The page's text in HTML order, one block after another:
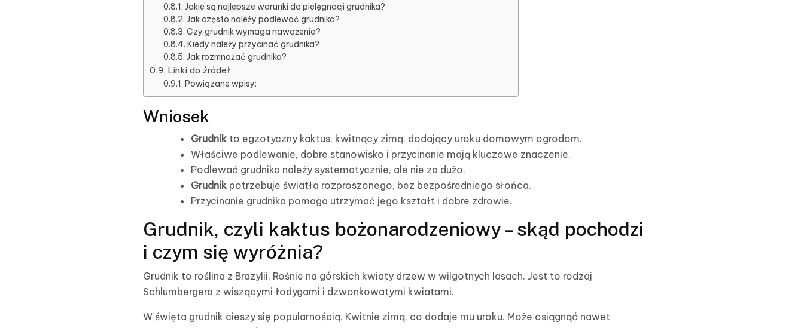
Jakie są najlepsze warunki do pielęgnacji grudnika?
Jak często należy podlewać grudnika?
Czy grudnik wymaga nawożenia?
Kiedy należy przycinać grudnika?
Jak rozmnażać grudnika?
Linki do źródeł
Powiązane wpisy:
Wniosek
Grudnik to egzotyczny kaktus, kwitnący zimą, dodający uroku domowym ogrodom.
Właściwe podlewanie, dobre stanowisko i przycinanie mają kluczowe znaczenie.
Podlewać grudnika należy systematycznie, ale nie za dużo.
Grudnik potrzebuje światła rozproszonego, bez bezpośredniego słońca.
Przycinanie grudnika pomaga utrzymać jego kształt i dobre zdrowie.
Grudnik, czyli kaktus bożonarodzeniowy – skąd pochodzi
i czym się wyróżnia?
Grudnik to roślina z Brazylii. Rośnie na górskich kwiaty drzew w wilgotnych lasach. Jest to rodzaj
Schlumbergera z wiszącymi łodygami i dzwonkowatymi kwiatami.
W święta grudnik cieszy się popularnością. Kwitnie zimą, co dodaje mu uroku. Może osiągnąć nawet